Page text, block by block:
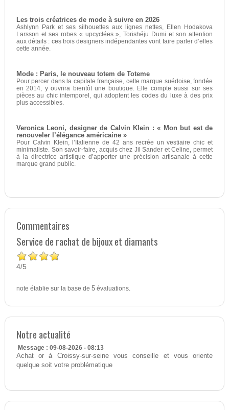
Les trois créatrices de mode à suivre en 2026
Ashlynn Park et ses silhouettes aux lignes nettes, Ellen Hodakova
Larsson et ses robes « upcyclées », Torishéju Dumi et son attention
aux détails : ces trois designers indépendantes vont faire parler d’elles
cette année.
Mode : Paris, le nouveau totem de Toteme
Pour percer dans la capitale française, cette marque suédoise, fondée
en 2014, y ouvrira bientôt une boutique. Elle compte aussi sur ses
pièces au chic intemporel, qui adoptent les codes du luxe à des prix
plus accessibles.
Veronica Leoni, designer de Calvin Klein : « Mon but est de
renouveler l’élégance américaine »
Pour Calvin Klein, l’Italienne de 42 ans recrée un vestiaire chic et
minimaliste. Son savoir-faire, acquis chez Jil Sander et Celine, permet
à la directrice artistique d’apporter une précision artisanale à cette
marque grand public.
Commentaires
Service de rachat de bijoux et diamants
4/5
note établie sur la base de 5évaluations.
Notre actualité
Message : 09-08-2026 - 08:13
Achat or à Croissy-sur-seine vous conseille et vous oriente
quelque soit votre problématique